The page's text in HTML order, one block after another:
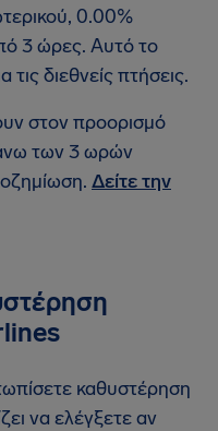
0.00%
3 ώρες. Αυτό το
διεθνείς πτήσεις.
στον προορισμό
των 3 ωρών
Δείτε την
καθυστέρηση
να ελέγξετε αν